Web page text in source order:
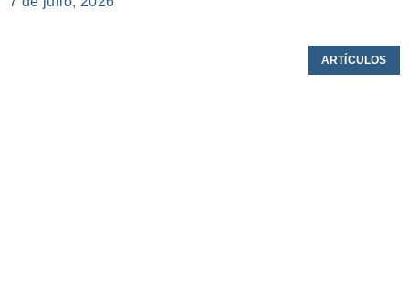
ARTÍCULOS